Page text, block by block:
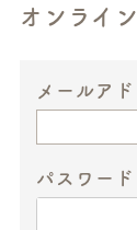
オンライ
メールア
パスワード